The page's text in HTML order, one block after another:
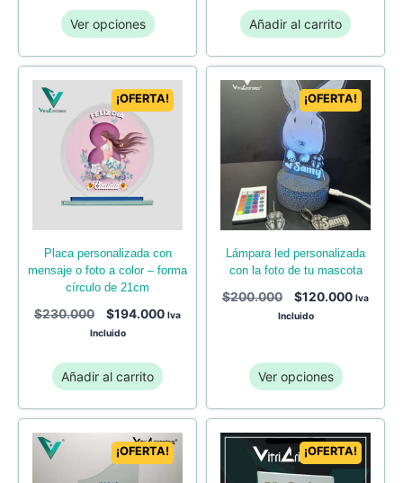
Ver opciones Añadir al carrito
¡OFERTA!
placa personalizada con
mensaje o foto a color – forma
círculo de 21cm
$230.000 $194.000 Iva
Incluido
Añadir al carrito
¡OFERTA!
con la foto de tu mascota
$200.000 $120.000 Iva
Incluido
Ver opciones
¡OFERTA! ¡OFERTA!